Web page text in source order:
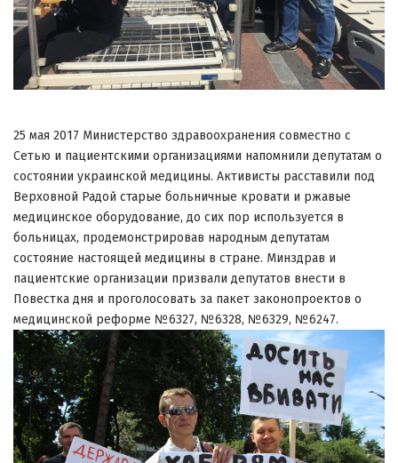
25 мая 2017 Министерство здравоохранения совместно с
Сетью и пациентскими организациями напомнили депутатам о
состоянии украинской медицины. Активисты расставили под
Верховной Радой старые больничные кровати и ржавые
медицинское оборудование, до сих пор используется в
больницах, продемонстрировав народным депутатам
состояние настоящей медицины в стране. Минздрав и
пациентские организации призвали депутатов внести в
Повестка дня и проголосовать за пакет законопроектов о
медицинской реформе №6327, №6328, №6329, №6247.